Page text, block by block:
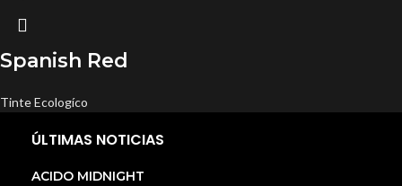
Spanish Red
Tinte Ecologíco
ÚLTIMAS NOTICIAS
ACIDO MIDNIGHT